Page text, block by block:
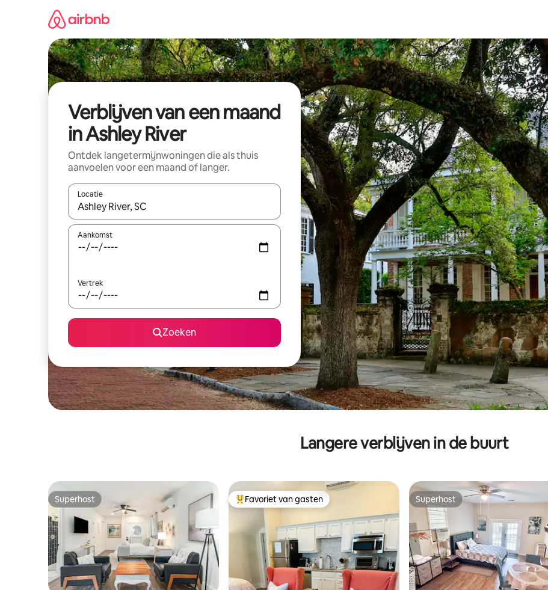
Verblijven van een maand
in Ashley River
Ontdek langetermijnwoningen die als thuis
aanvoelen voor een maand of langer.
Locatie
Wanneer er resultaten beschikbaar zijn, maak je een keuze met je de pijltjestoetsen omhoog en omlaag, óf door te tikken
Aankomst
Vertrek
Zoeken
Langere verblijven in de buurt
Superhost
Superhost Topfavoriet van gasten
Favoriet van gasten Superhost
Superhost